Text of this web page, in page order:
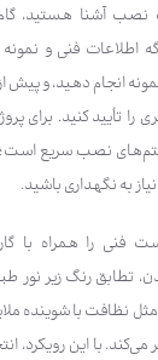
نصب آشنا هستید،
اطلاعات فنی و نمونه
انجام دهید، و پیش
را تأیید کنید. برای
نصب سریع است؛
به نگهداری باشید.
فنی را همراه با
تطابق رنگ زیر نور
نظافت با شوینده ملایم
می‌کند. با این